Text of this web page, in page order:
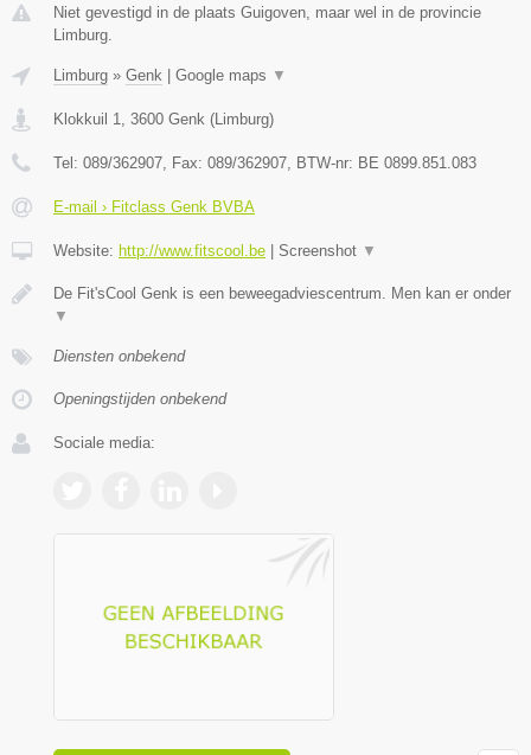
Niet gevestigd in de plaats Guigoven, maar wel in de provincie
Limburg.
Limburg » Genk | Google maps ▼
Klokkuil 1 3600 Genk (Limburg)
Tel: 089/362907 , Fax: 089/362907 , BTW-nr: BE 0899.851.083
E-mail › Fitclass Genk BVBA
Website: http://www.fitscool.be | Screenshot ▼
De Fit'sCool Genk is een beweegadviescentrum. Men kan er onder
▼
Diensten onbekend
Openingstijden onbekend
Sociale media: